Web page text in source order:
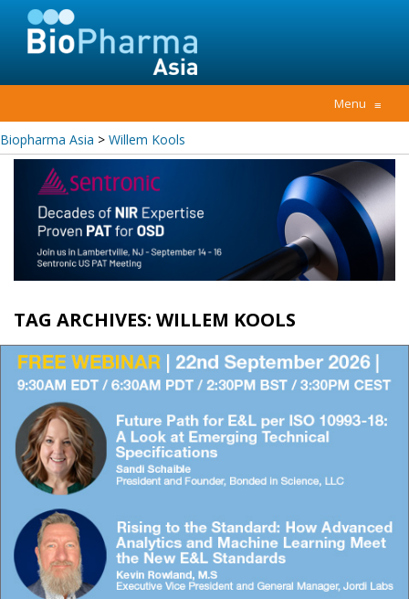
Menu ≡
Biopharma Asia > Willem Kools
TAG ARCHIVES: WILLEM KOOLS